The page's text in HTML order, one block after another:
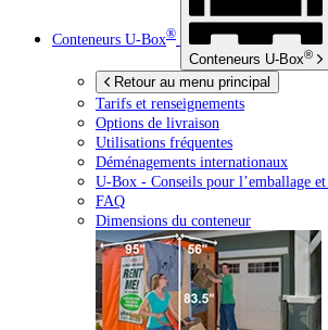
Conteneurs U-Box®
Conteneurs U-Box®
Retour au menu principal
Tarifs et renseignements
Options de livraison
Utilisations fréquentes
Déménagements internationaux
U-Box - Conseils pour l’emballage
FAQ
Dimensions du conteneur